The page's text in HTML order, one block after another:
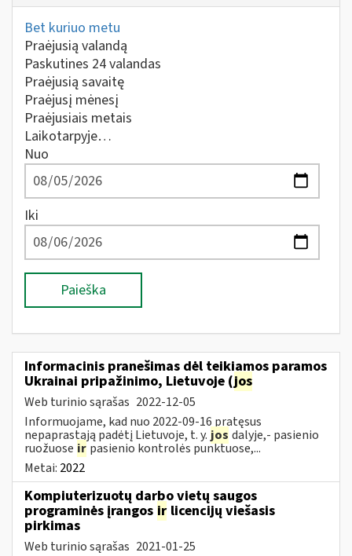
Bet kuriuo metu
Praėjusią valandą
Paskutines 24 valandas
Praėjusią savaitę
Praėjusį mėnesį
Praėjusiais metais
Laikotarpyje…
Nuo
Iki
Paieška
Informacinis pranešimas dėl teikiamos paramos
Ukrainai pripažinimo, Lietuvoje (jos
Web turinio sąrašas 2022-12-05
Informuojame, kad nuo 2022-09-16 pratęsus
nepaprastąją padėtį Lietuvoje, t. y. jos dalyje,- pasienio
ruožuose ir pasienio kontrolės punktuose,...
Metai: 2022
Kompiuterizuotų darbo vietų saugos
programinės įrangos ir licencijų viešasis
pirkimas
Web turinio sąrašas 2021-01-25